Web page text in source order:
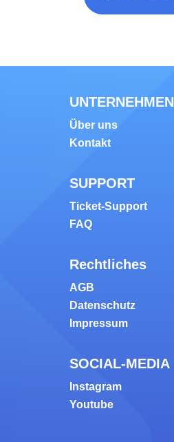
UNTERNEHMEN
Über uns
Kontakt
SUPPORT
Ticket-Support
FAQ
Rechtliches
AGB
Datenschutz
Impressum
SOCIAL-MEDIA
Instagram
Youtube